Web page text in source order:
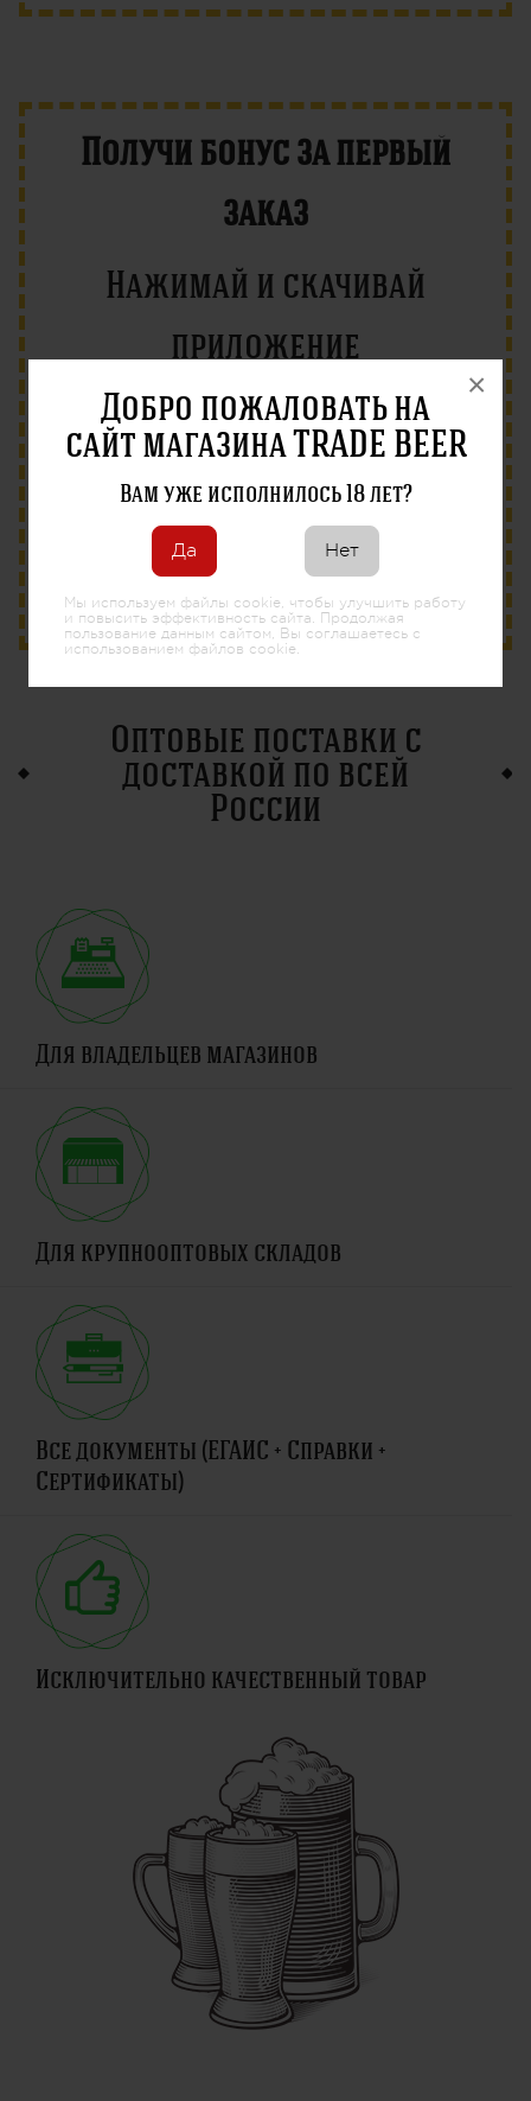
Добро пожаловать на
сайт магазина TRADE BEER
Вам уже исполнилось 18 лет?
Да Нет
Мы используем файлы cookie, чтобы улучшить работу
и повысить эффективность сайта. Продолжая
пользование данным сайтом, Вы соглашаетесь с
использованием файлов cookie.
×
Получи бонус за первый
заказ
Нажимай и скачивай
приложение
Для iOS Для Android
Веб-версия
Оптовые поставки с
доставкой по всей
России
Для владельцев магазинов
Для крупнооптовых складов
Все документы (ЕГАИС + Справки +
Сертификаты)
Исключительно качественный товар